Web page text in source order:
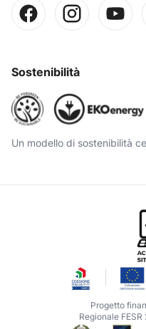
Sostenibilità
Un modello di sostenibilità
Progetto
Regionale